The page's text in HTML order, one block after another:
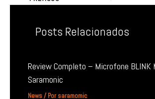
Posts Relacionados
Review Completo – Microfone BLINK
Saramonic
News/ Porsaramomic